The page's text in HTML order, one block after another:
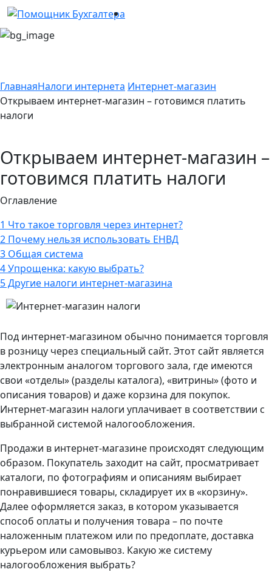
ГлавнаяНалоги интернета Интернет-магазин
Открываем интернет-магазин – готовимся платить
налоги
Открываем интернет-магазин –
готовимся платить налоги
Оглавление
1 Что такое торговля через интернет?
2 Почему нельзя использовать ЕНВД
3 Общая система
4Упрощенка: какую выбрать?
5Другие налоги интернет-магазина
Под интернет-магазином обычно понимается торговля
в розницу через специальный сайт. Этот сайт является
электронным аналогом торгового зала, где имеются
свои «отделы» (разделы каталога), «витрины» (фото и
описания товаров) и даже корзина для покупок.
Интернет-магазин налоги уплачивает в соответствии с
выбранной системой налогообложения.
Продажи в интернет-магазине происходят следующим
образом. Покупатель заходит на сайт, просматривает
каталоги, по фотографиям и описаниям выбирает
понравившиеся товары, складирует их в «корзину».
Далее оформляется заказ, в котором указывается
способ оплаты и получения товара – по почте
наложенным платежом или по предоплате, доставка
курьером или самовывоз. Какую же систему
налогообложения выбрать?